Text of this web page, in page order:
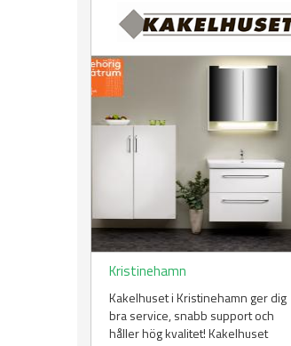
Kristinehamn
Kakelhuset i Kristinehamn ger dig
bra service, snabb support och
håller hög kvalitet! Kakelhuset